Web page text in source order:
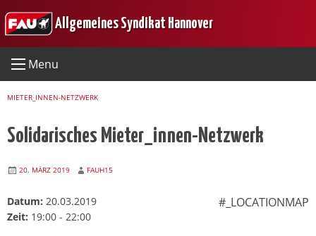
to
Allgemeines Syndikat Hannover
Menu
MIETER_INNEN-NETZWERK
Solidarisches Mieter_innen-Netzwerk
20. MÄRZ 2019 FAUH15
#_LOCATIONMAP
Datum: 20.03.2019
Zeit: 19:00 - 22:00